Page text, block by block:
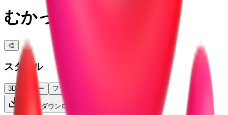
むかっ
🎨
スタイル
3D カラー フラット
PNGをダウンロード